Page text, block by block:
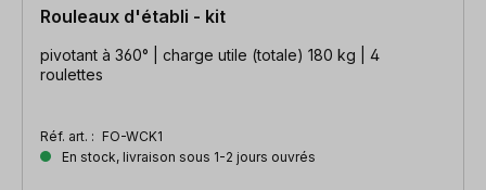
Rouleaux d'établi - kit
pivotant à 360° | charge utile (totale) 180 kg | 4
roulettes
Réf. art. : FO-WCK1
En stock, livraison sous 1-2 jours ouvrés